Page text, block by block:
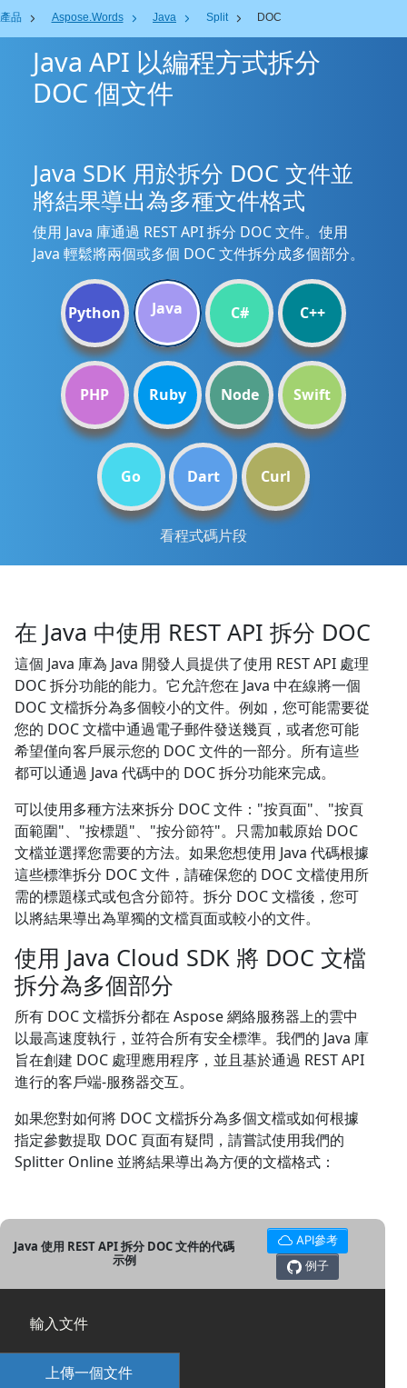
產品 Aspose.Words Java Split DOC
Java API 以編程方式拆分
DOC 個文件
Java SDK 用於拆分 DOC 文件並
將結果導出為多種文件格式
使用 Java 庫通過 REST API 拆分 DOC 文件。使用
Java 輕鬆將兩個或多個 DOC 文件拆分成多個部分。
Python Java C# C++
PHP Ruby Node Swift
Go Dart Curl
看程式碼片段
在 Java 中使用 REST API 拆分 DOC
這個 Java 庫為 Java 開發人員提供了使用 REST API 處理
DOC 拆分功能的能力。它允許您在 Java 中在線將一個
DOC 文檔拆分為多個較小的文件。例如，您可能需要從
您的 DOC 文檔中通過電子郵件發送幾頁，或者您可能
希望僅向客戶展示您的 DOC 文件的一部分。所有這些
都可以通過 Java 代碼中的 DOC 拆分功能來完成。
可以使用多種方法來拆分 DOC 文件："按頁面"、"按頁
面範圍"、"按標題"、"按分節符"。只需加載原始 DOC
文檔並選擇您需要的方法。如果您想使用 Java 代碼根據
這些標準拆分 DOC 文件，請確保您的 DOC 文檔使用所
需的標題樣式或包含分節符。拆分 DOC 文檔後，您可
以將結果導出為單獨的文檔頁面或較小的文件。
使用 Java Cloud SDK 將 DOC 文檔
拆分為多個部分
所有 DOC 文檔拆分都在 Aspose 網絡服務器上的雲中
以最高速度執行，並符合所有安全標準。我們的 Java 庫
旨在創建 DOC 處理應用程序，並且基於通過 REST API
進行的客戶端-服務器交互。
如果您對如何將 DOC 文檔拆分為多個文檔或如何根據
指定參數提取 DOC 頁面有疑問，請嘗試使用我們的
Splitter Online 並將結果導出為方便的文檔格式：
Java 使用 REST API 拆分 DOC 文件的代碼
示例
API參考
例子
輸入文件
上傳一個文件